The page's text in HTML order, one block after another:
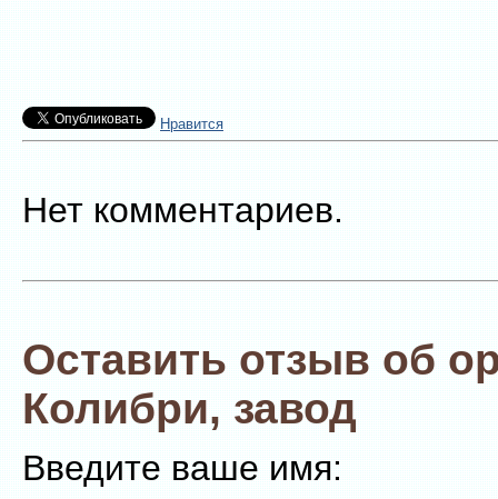
Нравится
Нет комментариев.
Оставить отзыв об
Колибри, завод
Введите ваше имя: